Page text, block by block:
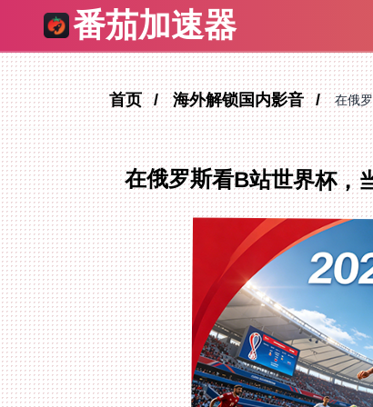
番茄加速器
首页 海外解锁国内影音 在俄
在俄罗斯看B站世界杯，